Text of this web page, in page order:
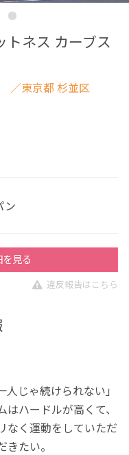
ネス カーブス
／東京都 杉並区
ン
見る
違反報告はこちら
じゃ続けられない」
はハードルが高くて、
なく運動をしていただ
たい。